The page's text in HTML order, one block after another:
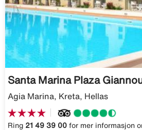
Santa Marina Plaza
Agia Marina, Kreta, Hellas
Ring 21 49 39 00 for mer informasjon